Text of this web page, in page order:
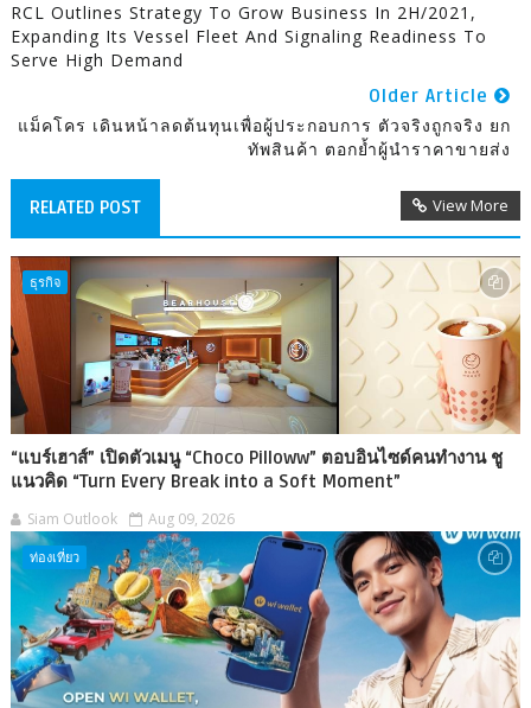
RCL Outlines Strategy To Grow Business In 2H/2021,
Expanding Its Vessel Fleet And Signaling Readiness To
Serve High Demand
Older Article
แม็คโคร เดินหน้าลดต้นทุนเพื่อผู้ประกอบการ ตัวจริงถูกจริง ยก
ทัพสินค้า ตอกย้ำผู้นำราคาขายส่ง
RELATED POST View More
ธุรกิจ
“แบร์เฮาส์” เปิดตัวเมนู “Choco Pilloww” ตอบอินไซด์คนทำงาน ชู
แนวคิด “Turn Every Break into a Soft Moment”
Siam Outlook Aug 09, 2026
ท่องเที่ยว